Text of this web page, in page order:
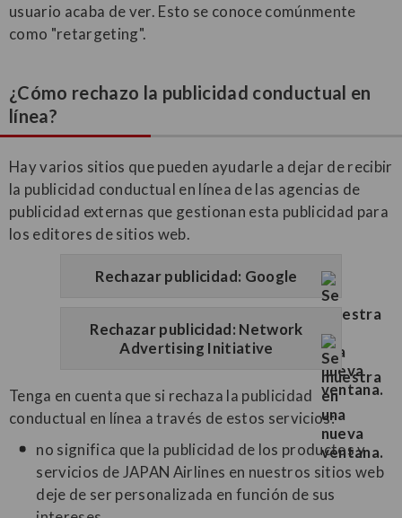
usuario acaba de ver. Esto se conoce comúnmente
como "retargeting".
¿Cómo rechazo la publicidad conductual en
línea?
Hay varios sitios que pueden ayudarle a dejar de recibir
la publicidad conductual en línea de las agencias de
publicidad externas que gestionan esta publicidad para
los editores de sitios web.
Rechazar publicidad: Google
Rechazar publicidad: Network
Advertising Initiative
Tenga en cuenta que si rechaza la publicidad
conductual en línea a través de estos servicios:
no significa que la publicidad de los productos y
servicios de JAPAN Airlines en nuestros sitios web
deje de ser personalizada en función de sus